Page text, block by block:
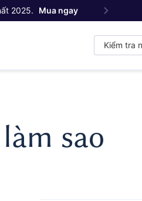
2025. Mua ngay
Kiểm tra
sao